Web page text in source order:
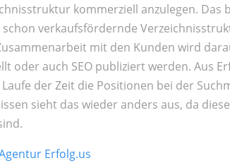
kommerziell anzulegen. Das
verkaufsfördernde
mit den Kunden wird
oder auch SEO publiziert werden. Aus
der Zeit die Positionen bei der
sieht das wieder anders aus, da
Erfolg.us